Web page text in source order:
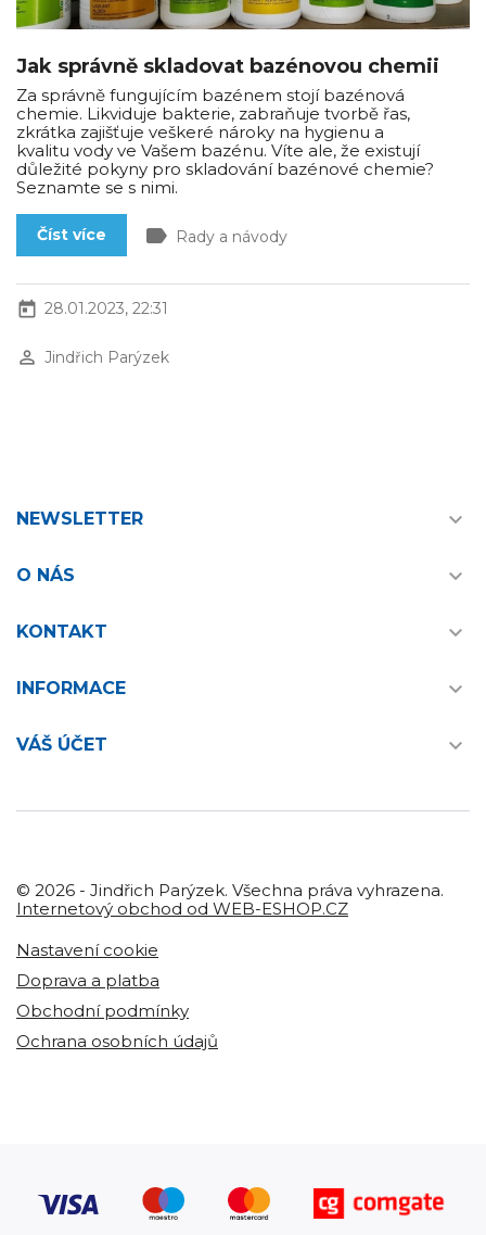
Jak správně skladovat bazénovou chemii
Za správně fungujícím bazénem stojí bazénová
chemie. Likviduje bakterie, zabraňuje tvorbě řas,
zkrátka zajišťuje veškeré nároky na hygienu a
kvalitu vody ve Vašem bazénu. Víte ale, že existují
důležité pokyny pro skladování bazénové chemie?
Seznamte se s nimi.
Číst více label Rady a návody
today 28.01.2023, 22:31
perm_identity Jindřich Parýzek
NEWSLETTER 
O NÁS 
KONTAKT 
INFORMACE 
VÁŠ ÚČET 
© 2026 - Jindřich Parýzek. Všechna práva vyhrazena.
Internetový obchod od WEB-ESHOP.CZ
Nastavení cookie
Doprava a platba
Obchodní podmínky
Ochrana osobních údajů